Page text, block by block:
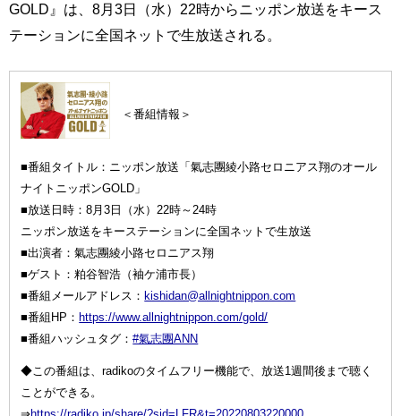
GOLD』は、8月3日（水）22時からニッポン放送をキース
テーションに全国ネットで生放送される。
＜番組情報＞
■番組タイトル：ニッポン放送「氣志團綾小路セロニアス翔のオール
ナイトニッポンGOLD」
■放送日時：8月3日（水）22時～24時
ニッポン放送をキーステーションに全国ネットで生放送
■出演者：氣志團綾小路セロニアス翔
■ゲスト：粕谷智浩（袖ケ浦市長）
■番組メールアドレス： kishidan@allnightnippon.com
■番組HP： https://www.allnightnippon.com/gold/
■番組ハッシュタグ：#氣志團ANN
◆この番組は、radikoのタイムフリー機能で、放送1週間後まで聴く
ことができる。